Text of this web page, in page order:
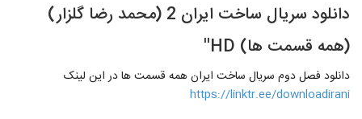
دانلود سریال ساخت ایران 2 (محمد رضا گلزار)
(همه قسمت ها) HD''
دانلود فصل دوم سریال ساخت ایران همه قسمت ها در این لینک
https://linktr.ee/downloadirani